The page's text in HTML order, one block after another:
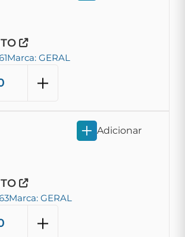
Marca: GERAL
Marca: GERAL
Adicionar